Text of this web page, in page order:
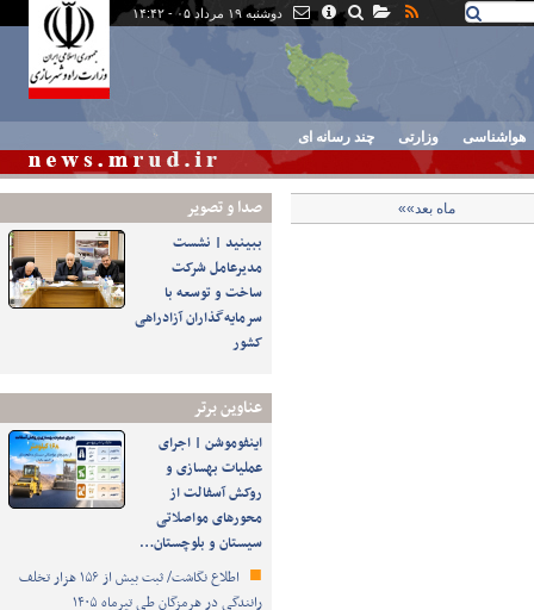
دوشنبه ۱۹ مرداد ۰۵ - ۱۴:۴۲
هواشناسی وزارتی چند رسانه ای
صدا و تصوير
ببینید | نشست
مدیرعامل شرکت
ساخت و توسعه با
سرمایه‌گذاران آزادراهی
کشور
عناوین برتر
اینفوموشن | اجرای
عملیات بهسازی و
روکش آسفالت از
محورهای مواصلاتی
سیستان و بلوچستان…
اطلاع نگاشت/ ثبت بیش از ۱۵۶ هزار تخلف
رانندگی در هرمزگان طی تیرماه ۱۴۰۵
ماه بعد»»